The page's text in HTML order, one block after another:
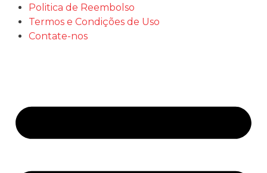
Politica de Reembolso
Termos e Condições de Uso
Contate-nos